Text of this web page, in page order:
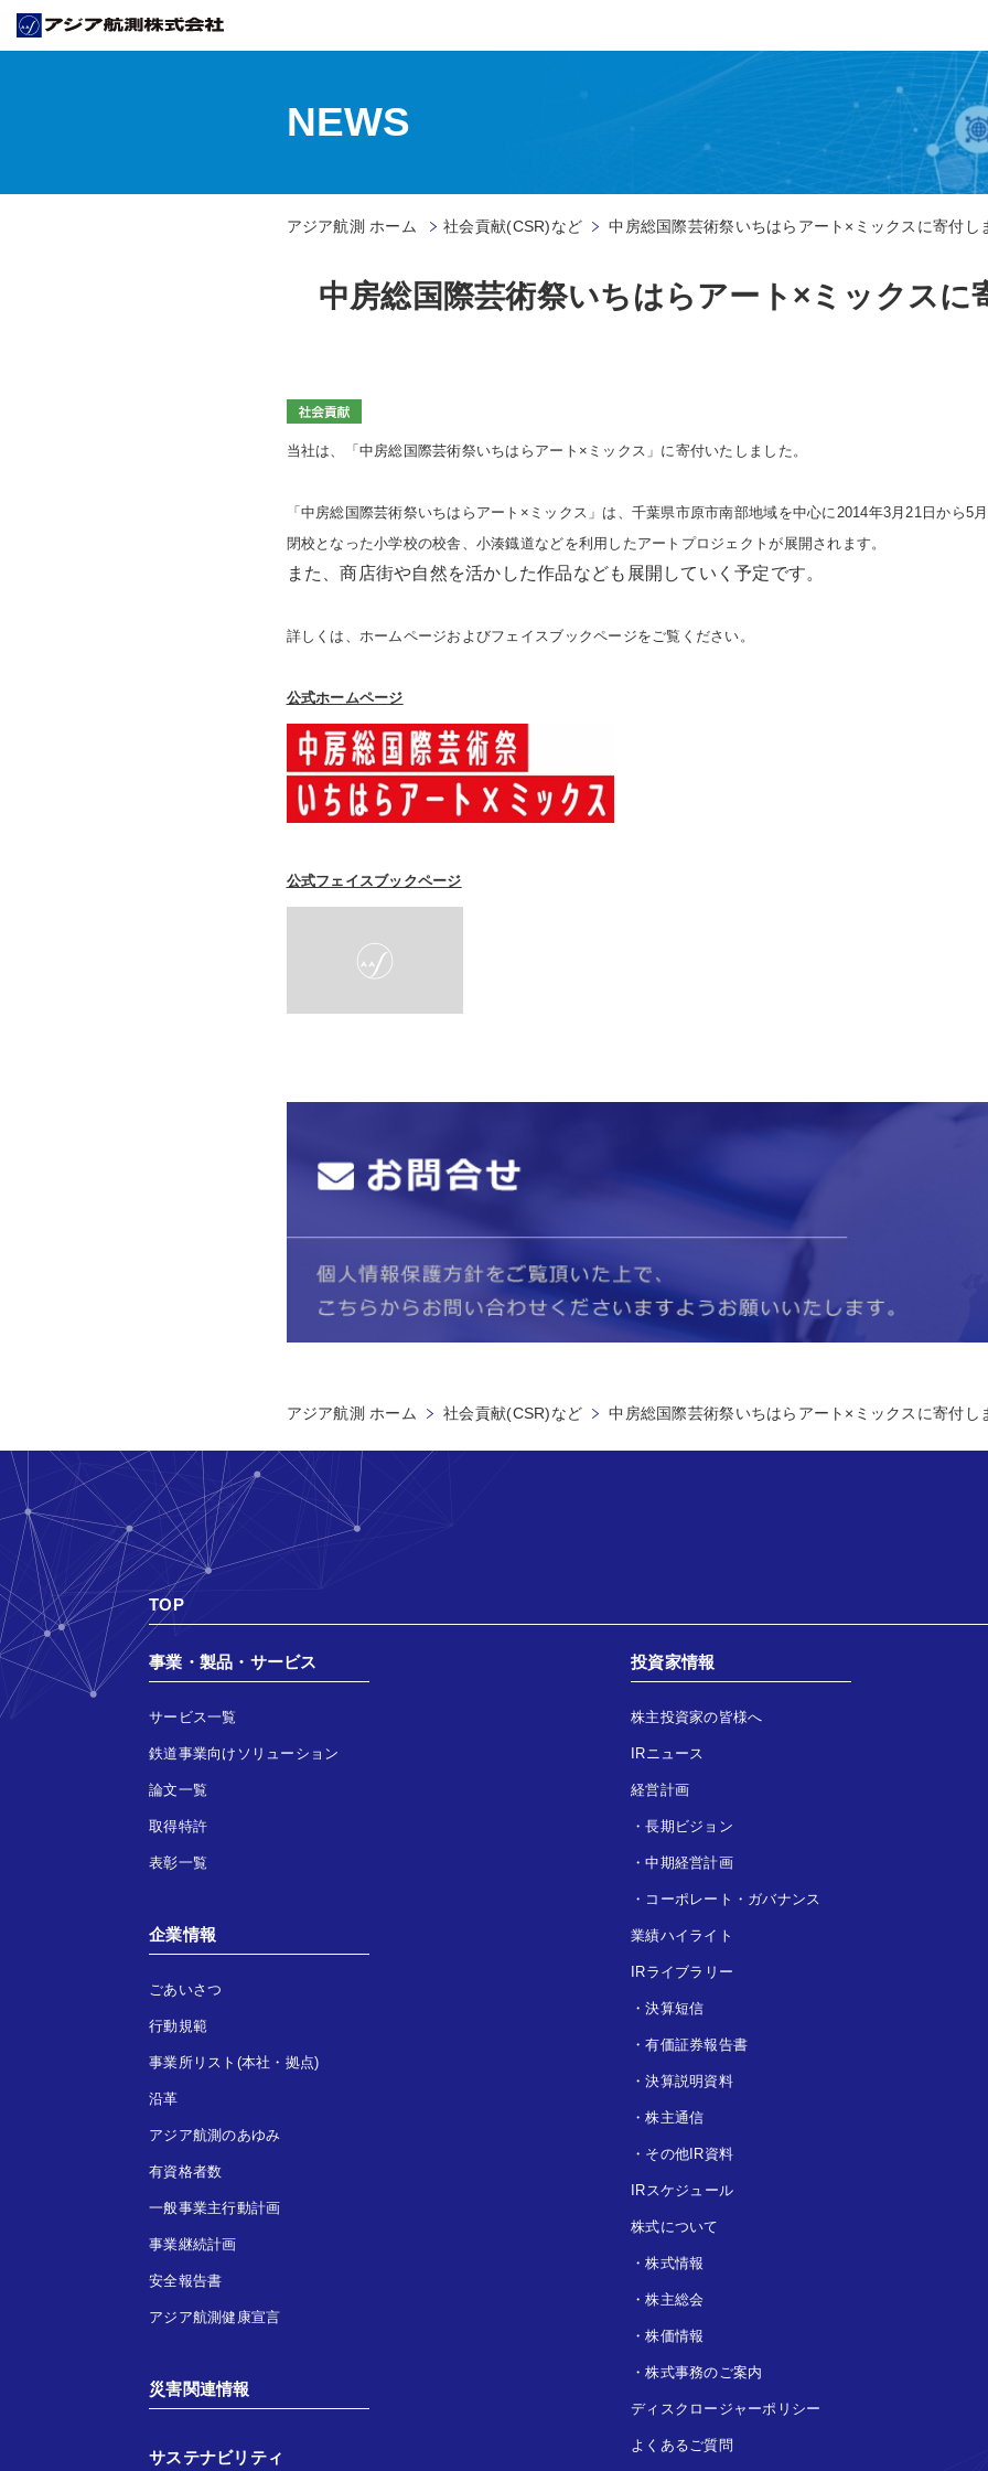
NEWS
アジア航測 ホーム 社会貢献(CSR)など 中房総国際芸術祭いちはらアート×ミックスに寄付し
中房総国際芸術祭いちはらアート×ミックスに
当社は、「中房総国際芸術祭いちはらアート×ミックス」に寄付いたしました。
「中房総国際芸術祭いちはらアート×ミックス」は、千葉県市原市南部地域を中心に2014年3月21日から5
閉校となった小学校の校舎、小湊鐡道などを利用したアートプロジェクトが展開されます。
また、商店街や自然を活かした作品なども展開していく予定です。
詳しくは、ホームページおよびフェイスブックページをご覧ください。
公式ホームページ
公式フェイスブックページ
アジア航測 ホーム 社会貢献(CSR)など 中房総国際芸術祭いちはらアート×ミックスに寄付し
TOP
事業・製品・サービス
サービス一覧
鉄道事業向けソリューション
論文一覧
取得特許
表彰一覧
企業情報
ごあいさつ
行動規範
事業所リスト(本社・拠点)
沿革
アジア航測のあゆみ
有資格者数
一般事業主行動計画
事業継続計画
安全報告書
アジア航測健康宣言
災害関連情報
サステナビリティ
投資家情報
株主投資家の皆様へ
IRニュース
経営計画
・長期ビジョン
・中期経営計画
・ コーポレート・ガバナンス
業績ハイライト
IRライブラリー
・決算短信
・有価証券報告書
・決算説明資料
・株主通信
・ その他IR資料
IRスケジュール
株式について
・株式情報
・株主総会
・株価情報
・株式事務のご案内
ディスクロージャーポリシー
よくあるご質問